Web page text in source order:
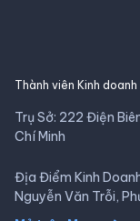
Thành viên Kinh
Trụ Sở: 222 Điện
Chí Minh
Địa Điểm Kinh
Nguyễn Văn Trỗi,